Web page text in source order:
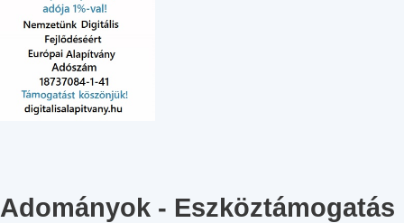
Adományok - Eszköztámogatás